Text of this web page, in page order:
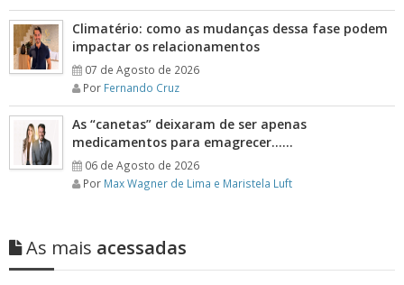
Climatério: como as mudanças dessa fase podem
impactar os relacionamentos
07 de Agosto de 2026
Por Fernando Cruz
As “canetas” deixaram de ser apenas
medicamentos para emagrecer……
06 de Agosto de 2026
Por Max Wagner de Lima e Maristela Luft
As mais acessadas